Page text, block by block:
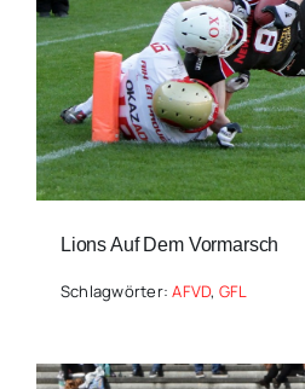
Lions Auf Dem Vormarsch
Schlagwörter:AFVD, GFL